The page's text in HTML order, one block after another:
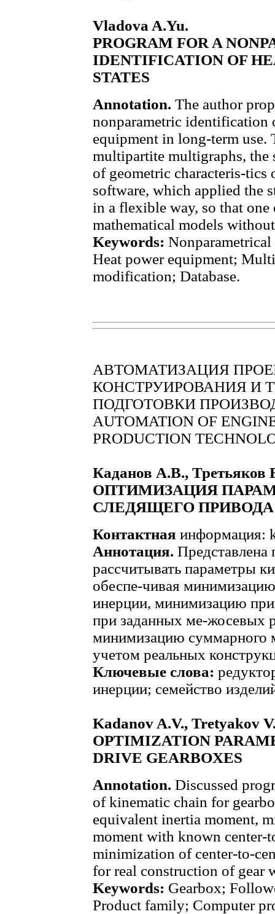
Vladova A.Yu.
PROGRAM FOR A
IDENTIFICATION OF
STATES
Annotation. The author
nonparametric identification
equipment in long-term
multipartite multigraphs, the
of geometric characteris-
software, which applied the
in a flexible way, so that
mathematical models
Keywords:
Heat power equipment;
modification; Database.
АВТОМАТИЗАЦИЯ
КОНСТРУИРОВАНИЯ И
ПОДГОТОВКИ
AUTOMATION OF
PRODUCTION
Каданов А.В., Третьяков
ОПТИМИЗАЦИЯ
СЛЕДЯЩЕГО ПРИВОДА
Контактная информация:
Аннотация.
рассчитывать параметры
обеспе-чивая
инерции, минимизацию
при заданных ме-жосевых
минимизацию суммарного
учетом реальных
Ключевые слова:
инерции; семейство
Kadanov A.V., Tretyakov
OPTIMIZATION
DRIVE GEARBOXES
Annotation. Discussed
of kinematic chain for
equivalent inertia moment,
moment with known center-
minimization of center-to-
for real construction of gear
Keywords: Gearbox;
Product family; Computer